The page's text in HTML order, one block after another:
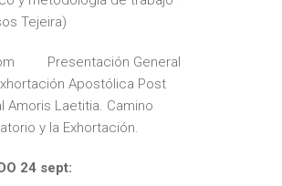
Tejeira)
Presentación General
Apostólica Post
Amoris Laetitia. Camino
y la Exhortación.
24 sept: